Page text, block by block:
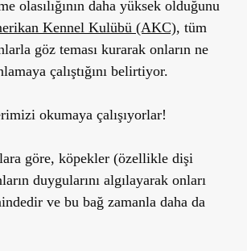
olasılığının daha yüksek olduğunu
Kennel Kulübü (AKC), tüm
göz teması kurarak onların ne
çalıştığını belirtiyor.
okumaya çalışıyorlar!
göre, köpekler (özellikle dişi
duygularını algılayarak onları
ve bu bağ zamanla daha da